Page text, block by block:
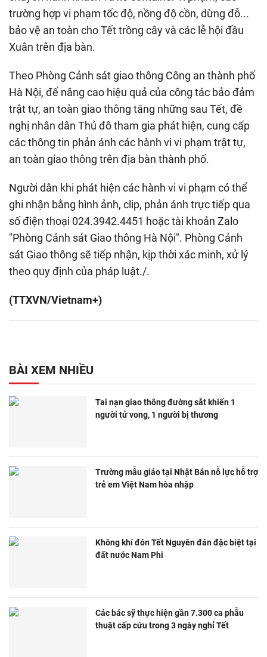
trường hợp vi phạm tốc độ, nồng độ cồn, dừng đỗ...
bảo vệ an toàn cho Tết trồng cây và các lễ hội đầu
Xuân trên địa bàn.
Theo Phòng Cảnh sát giao thông Công an thành phố
Hà Nội, để nâng cao hiệu quả của công tác bảo đảm
trật tự, an toàn giao thông tăng những sau Tết, đề
nghị nhân dân Thủ đô tham gia phát hiện, cung cấp
các thông tin phản ánh các hành vi vi phạm trật tự,
an toàn giao thông trên địa bàn thành phố.
Người dân khi phát hiện các hành vi vi phạm có thể
ghi nhận bằng hình ảnh, clip, phản ánh trực tiếp qua
số điện thoại 024.3942.4451 hoặc tài khoản Zalo
"Phòng Cảnh sát Giao thông Hà Nội". Phòng Cảnh
sát Giao thông sẽ tiếp nhận, kịp thời xác minh, xử lý
theo quy định của pháp luật./.
(TTXVN/Vietnam+)
BÀI XEM NHIỀU
Tai nạn giao thông đường sắt khiến 1
người tử vong, 1 người bị thương
Trường mẫu giáo tại Nhật Bản nỗ lực hỗ trợ
trẻ em Việt Nam hòa nhập
Không khí đón Tết Nguyên đán đặc biệt tại
đất nước Nam Phi
Các bác sỹ thực hiện gần 7.300 ca phẫu
thuật cấp cứu trong 3 ngày nghỉ Tết